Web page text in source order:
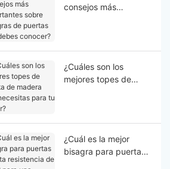
consejos más
¿Cuáles son los
mejores topes de
¿Cuál es la mejor
bisagra para puertas